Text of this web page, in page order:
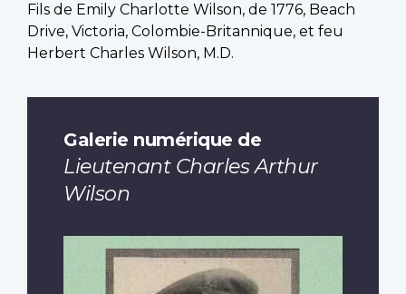
Fils de Emily Charlotte Wilson, de 1776, Beach
Drive, Victoria, Colombie-Britannique, et feu
Herbert Charles Wilson, M.D.
Galerie numérique de
Lieutenant Charles Arthur
Wilson